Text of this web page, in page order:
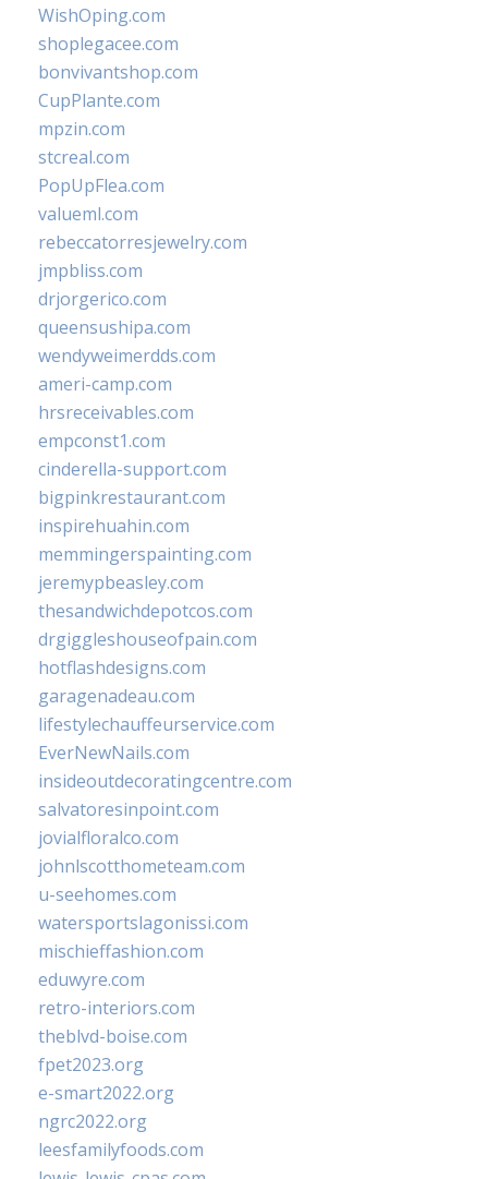
WishOping.com
shoplegacee.com
bonvivantshop.com
CupPlante.com
mpzin.com
stcreal.com
PopUpFlea.com
valueml.com
rebeccatorresjewelry.com
jmpbliss.com
drjorgerico.com
queensushipa.com
wendyweimerdds.com
ameri-camp.com
hrsreceivables.com
empconst1.com
cinderella-support.com
bigpinkrestaurant.com
inspirehuahin.com
memmingerspainting.com
jeremypbeasley.com
thesandwichdepotcos.com
drgiggleshouseofpain.com
hotflashdesigns.com
garagenadeau.com
lifestylechauffeurservice.com
EverNewNails.com
insideoutdecoratingcentre.com
salvatoresinpoint.com
jovialfloralco.com
johnlscotthometeam.com
u-seehomes.com
watersportslagonissi.com
mischieffashion.com
eduwyre.com
retro-interiors.com
theblvd-boise.com
fpet2023.org
e-smart2022.org
ngrc2022.org
leesfamilyfoods.com